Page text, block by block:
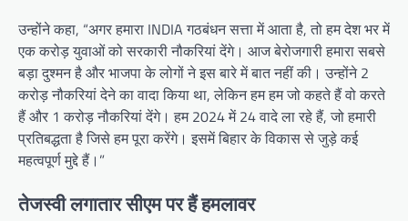
उन्होंने कहा, “अगर हमारा INDIA गठबंधन सत्ता में आता है, तो हम देश भर में
एक करोड़ युवाओं को सरकारी नौकरियां देंगे। आज बेरोजगारी हमारा सबसे
बड़ा दुश्मन है और भाजपा के लोगों ने इस बारे में बात नहीं की। उन्होंने 2
करोड़ नौकरियां देने का वादा किया था, लेकिन हम हम जो कहते हैं वो करते
हैं और 1 करोड़ नौकरियां देंगे। हम 2024 में 24 वादे ला रहे हैं, जो हमारी
प्रतिबद्धता है जिसे हम पूरा करेंगे। इसमें बिहार के विकास से जुड़े कई
महत्वपूर्ण मुद्दे हैं।”
तेजस्वी लगातार सीएम पर हैं हमलावर